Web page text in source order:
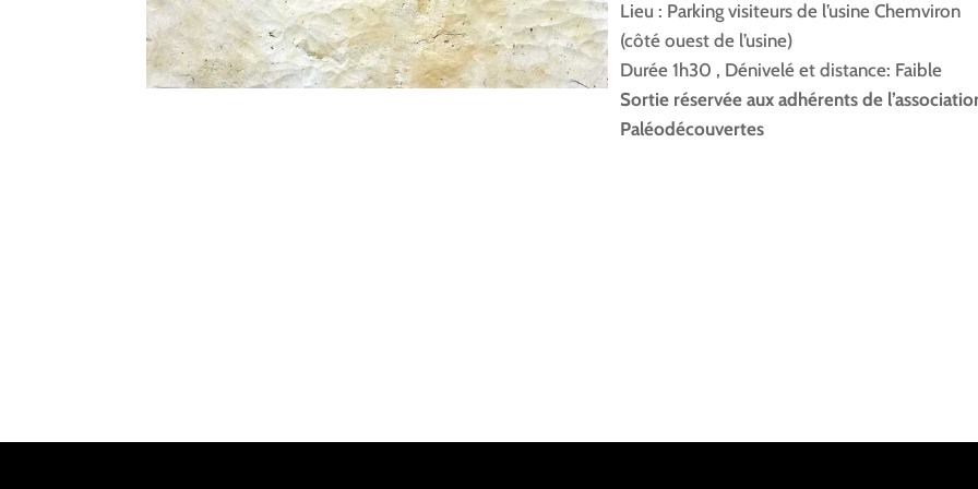
Lieu : Parking visiteurs de l’usine Chemviron
(côté ouest de l’usine)
Durée 1h30 , Dénivelé et distance: Faible
Sortie réservée aux adhérents de
Paléodécouvertes